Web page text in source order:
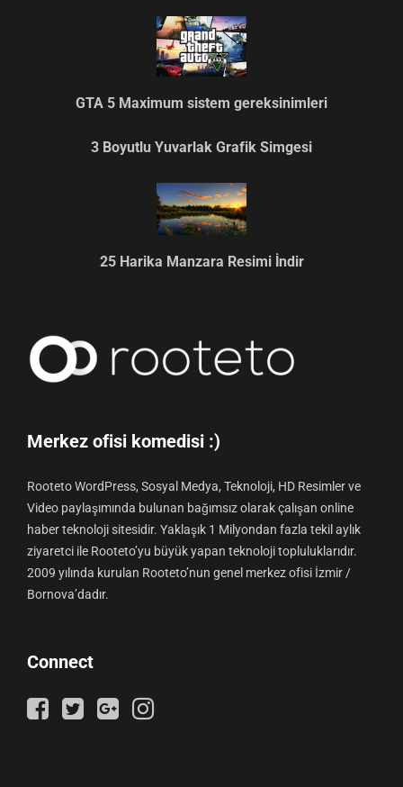
GTA 5 Maximum sistem gereksinimleri
3 Boyutlu Yuvarlak Grafik Simgesi
25 Harika Manzara Resimi İndir
Merkez ofisi komedisi :)
Rooteto WordPress, Sosyal Medya, Teknoloji, HD Resimler ve
Video paylaşımında bulunan bağımsız olarak çalışan online
haber teknoloji sitesidir. Yaklaşık 1 Milyondan fazla tekil aylık
ziyaretci ile Rooteto’yu büyük yapan teknoloji topluluklarıdır.
2009 yılında kurulan Rooteto’nun genel merkez ofisi İzmir /
Bornova’dadır.
Connect